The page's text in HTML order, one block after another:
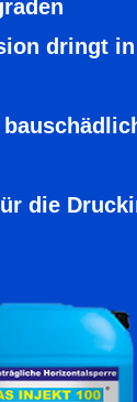
dringt
die